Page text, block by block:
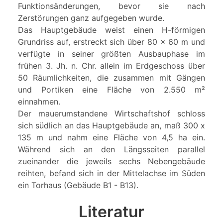
Funktionsänderungen, bevor sie nach
Zerstörungen ganz aufgegeben wurde.
Das Hauptgebäude weist einen H-förmigen
Grundriss auf, erstreckt sich über 80 x 60 m und
verfügte in seiner größten Ausbauphase im
frühen 3. Jh. n. Chr. allein im Erdgeschoss über
50 Räumlichkeiten, die zusammen mit Gängen
und Portiken eine Fläche von 2.550 m²
einnahmen.
Der mauerumstandene Wirtschaftshof schloss
sich südlich an das Hauptgebäude an, maß 300 x
135 m und nahm eine Fläche von 4,5 ha ein.
Während sich an den Längsseiten parallel
zueinander die jeweils sechs Nebengebäude
reihten, befand sich in der Mittelachse im Süden
ein Torhaus (Gebäude B1 - B13).
Literatur